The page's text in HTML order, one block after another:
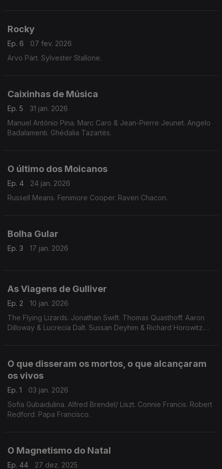
Rocky
Ep. 6
07 fev. 2026
Arvo Pärt. Sylvester Stallone.
Caixinhas de Música
Ep. 5
31 jan. 2026
Manuel António Pina. Marc Caro & Jean-Pierre Jeunet. Angelo
Badalamenti. Ghédalia Tazartès.
O último dos Moicanos
Ep. 4
24 jan. 2026
Russell Means. Fenimore Cooper. Raven Chacon.
Bolha Gular
Ep. 3 17 jan. 2026
As Viagens de Gulliver
Ep. 2
10 jan. 2026
The Flying Lizards. Jonathan Swift. Thomas Quasthoff. Aaron
Dilloway & Lucrecia Dalt. Sussan Deyhim & Richard Horowitz.
O que disseram os mortos, o que alcançaram
os vivos
Ep. 1
03 jan. 2026
Sofia Gubaidulina. Alfred Brendel/ Liszt. Connie Francis. Robert
Redford. Papa Francisco.
O Magnetismo do Natal
Ep. 44
27 dez. 2025